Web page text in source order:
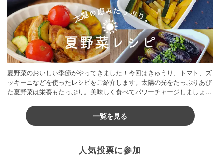
夏野菜のおいしい季節がやってきました！今回はきゅうり、トマト、ズ
ッキーニなどを使ったレシピをご紹介します。太陽の光をたっぷりあび
た夏野菜は栄養もたっぷり。美味しく食べてパワーチャージしましょう
一覧を見る
人気投票に参加